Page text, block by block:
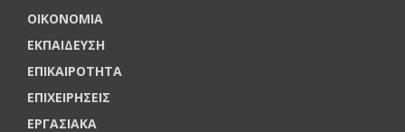
ΟΙΚΟΝΟΜΙΑ
ΕΚΠΑΙΔΕΥΣΗ
ΕΠΙΚΑΙΡΟΤΗΤΑ
ΕΠΙΧΕΙΡΗΣΕΙΣ
ΕΡΓΑΣΙΑΚΑ